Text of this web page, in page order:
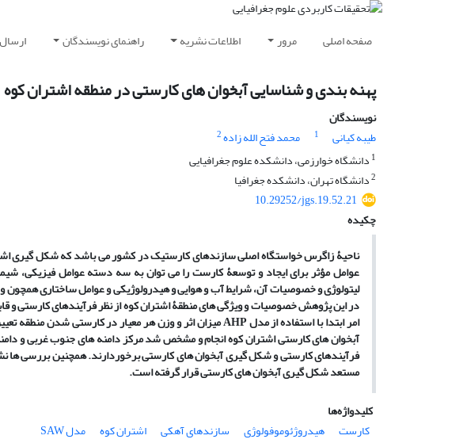
صفحه اصلی مرور اطلاعات نشریه راهنمای نویسندگان
پهنه بندی و شناسایی آبخوان های کارستی در منطقه اشتران کوه
نویسندگان
طیبه کیانی
1 محمد فتح الله زاده2
1 دانشگاه خوارزمی، دانشکده علوم جغرافیایی
2دانشگاه تهران، دانشکده جغرافیا
10.29252/jgs.19.52.21
چکیده
ناحیۀ زاگرس خواستگاه اصلی سازندهای کارستیک در کشور می باشد که شکل گیری
عوامل مؤثر برای ایجاد و توسعۀ کارست را می توان به سه دسته عوامل فیزیکی،
لیتولوژی و خصوصیات آن، شرایط آب و هوایی و هیدرولوژیکی و عوامل ساختاری
در این پژوهش خصوصیات و ویژگی های منطقۀ اشترانکوه از نظر فرآیندهای کارستی و
امر ابتدا با استفاده از مدلAHPمیزان اثر و وزن هر معیار در کارستی شدن منطقه
آبخوانهای کارستی اشترانکوهانجام و مشخص شد مرکز دامنه های جنوب غربی و
فرآیندهای کارستی و شکل گیری آبخوان های کارستی برخوردارند. همچنین بررسی ها
مستعد شکل گیری آبخوان های کارستی قرار گرفته است.
کلیدواژه‌ها
کارست
هیدروژئوموفولوژی سازندهای آهکی اشتران کوه
مدل SAW